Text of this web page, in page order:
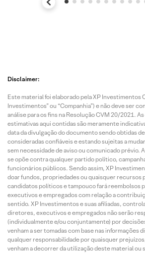
Disclaimer:
Este material foi elaborado pela XP Investimentos
Investimentos” ou “Companhia”) e não deve ser
análise para os fins na Resolução CVM 20/2021.
estimativas aqui contidas são meramente
data da divulgação do documento sendo obtidas
consideradas confiáveis e estando sujeitas a
sem necessidade de aviso ou comunicado prévio.
se opõe contra qualquer partido político,
funcionários públicos. Sendo assim, XP
doar fundos, propriedades ou quaisquer recursos
candidatos políticos e tampouco fará reembolsos
executivos e empregados com relação a
sentido. XP Investimentos e suas afiliadas,
diretores, executivos e empregados não serão
(individualmente e/ou conjuntamente) por
venham a ser tomadas com base nas informações
qualquer responsabilidade por quaisquer
venham a decorrer da utilização deste material ou